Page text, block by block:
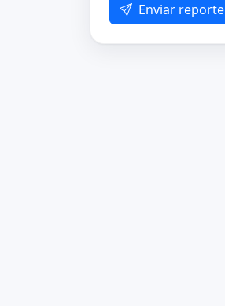
Enviar reporte